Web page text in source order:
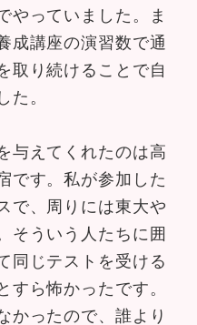
やっていました。ま
成講座の演習数で通
取り続けることで自
。
与えてくれたのは高
です。私が参加した
で、周りには東大や
そういう人たちに囲
同じテストを受ける
ら怖かったです。
かったので、誰より